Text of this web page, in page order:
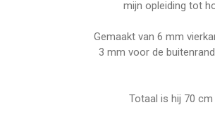
mijn opleiding tot
Gemaakt van 6 mm
3 mm voor de
Totaal is hij 70